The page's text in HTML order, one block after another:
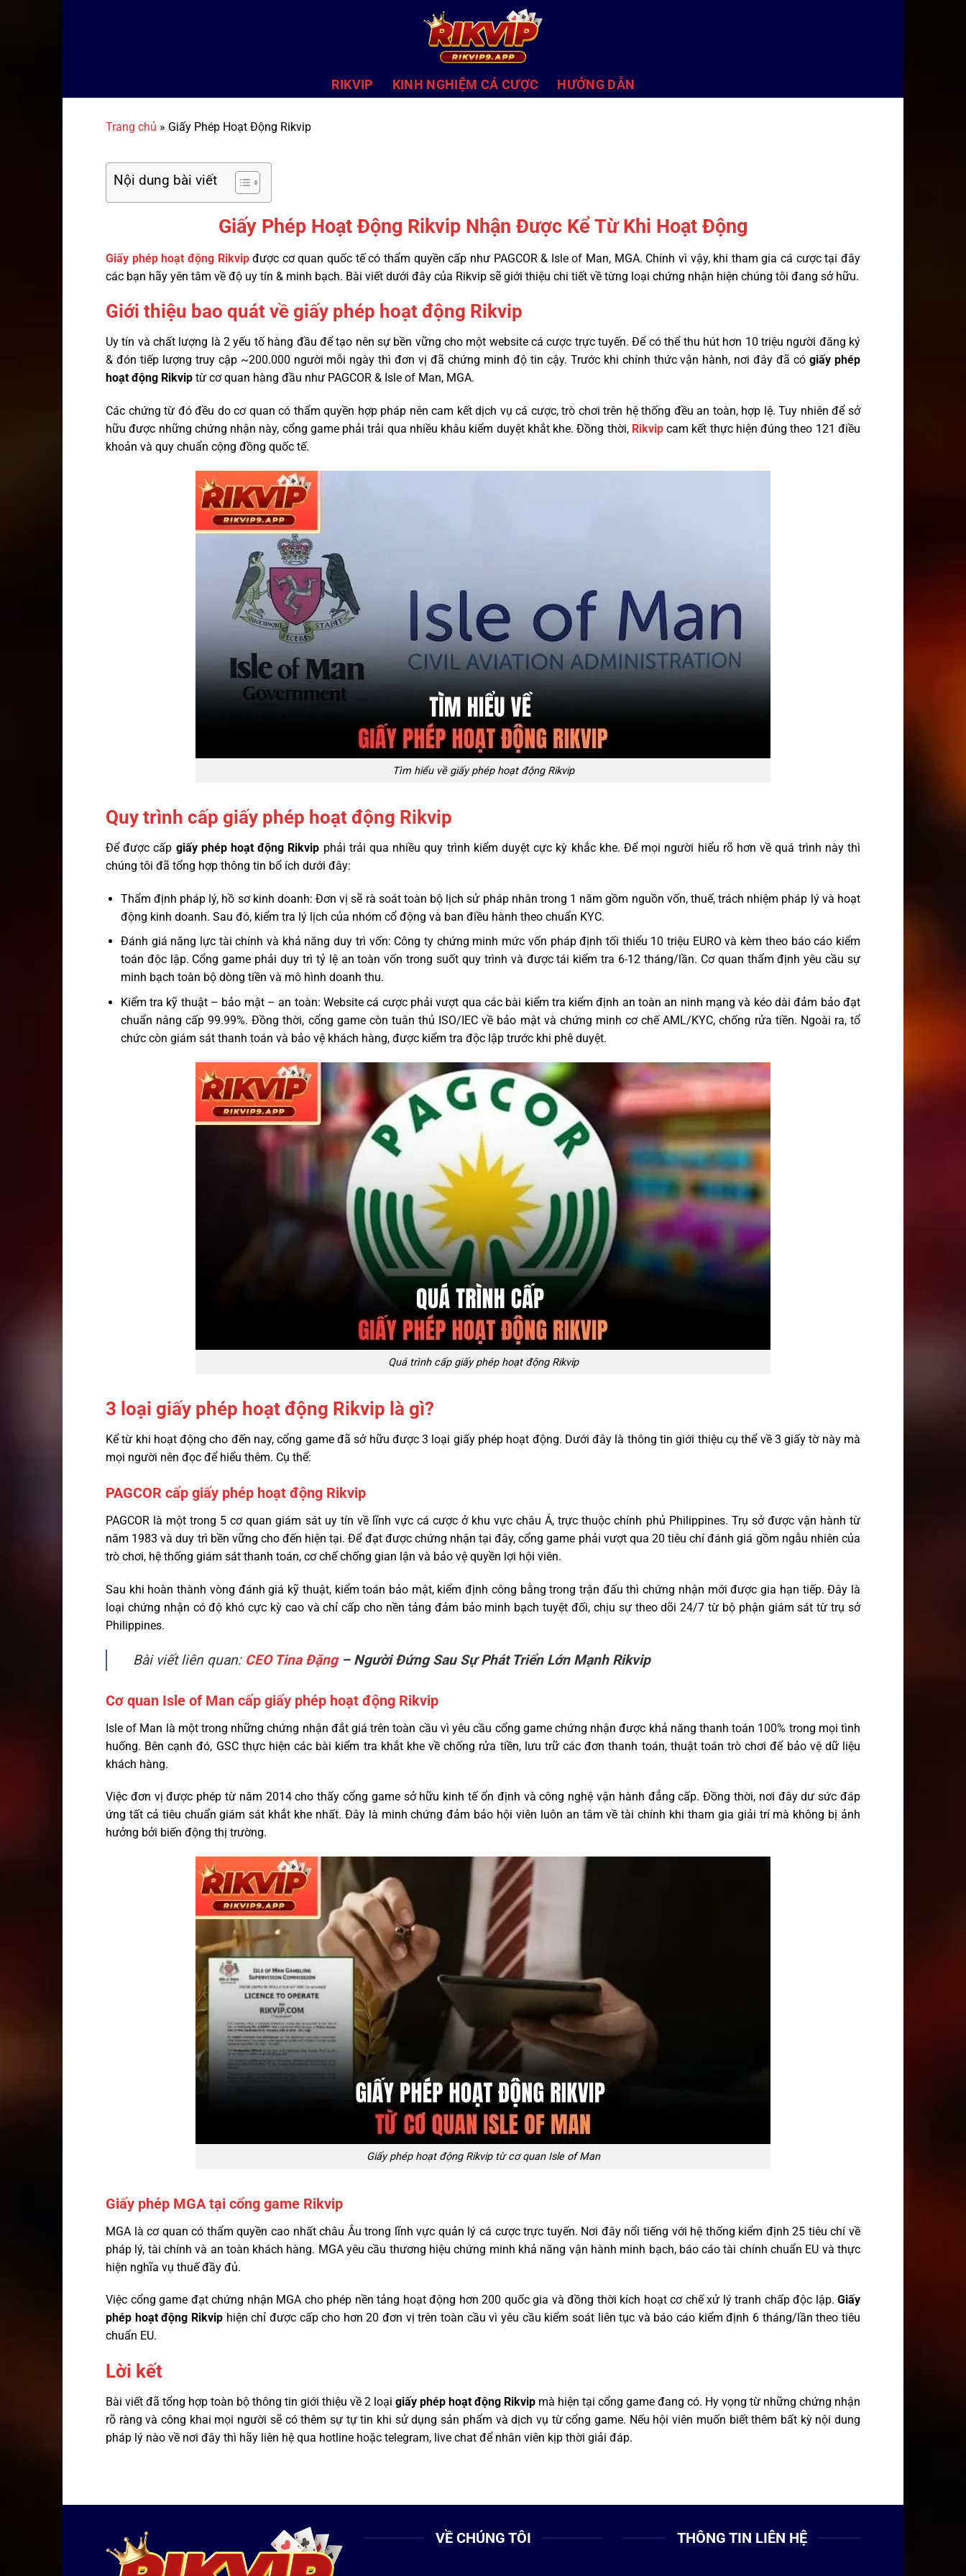
RIKVIP KINH NGHIỆM CÁ CƯỢC HƯỚNG DẪN
Trang chủ » Giấy Phép Hoạt Động Rikvip
Nội dung bài viết
Giấy Phép Hoạt Động Rikvip Nhận Được Kể Từ Khi Hoạt Động
Giấy phép hoạt động Rikvipđược cơ quan quốc tế có thẩm quyền cấp như PAGCOR & Isle of Man, MGA. Chính vì vậy, khi tham gia cá cược tại đây
các bạn hãy yên tâm về độ uy tín & minh bạch. Bài viết dưới đây của Rikvip sẽ giới thiệu chi tiết về từng loại chứng nhận hiện chúng tôi đang sở hữu.
Giới thiệu bao quát về giấy phép hoạt động Rikvip
Uy tín và chất lượng là 2 yếu tố hàng đầu để tạo nên sự bền vững cho một website cá cược trực tuyến. Để có thể thu hút hơn 10 triệu người đăng ký
& đón tiếp lượng truy cập ~200.000 người mỗi ngày thì đơn vị đã chứng minh độ tin cậy. Trước khi chính thức vận hành, nơi đây đã cógiấy phép
hoạt động Rikvip từ cơ quan hàng đầu như PAGCOR & Isle of Man, MGA.
Các chứng từ đó đều do cơ quan có thẩm quyền hợp pháp nên cam kết dịch vụ cá cược, trò chơi trên hệ thống đều an toàn, hợp lệ. Tuy nhiên để sở
hữu được những chứng nhận này, cổng game phải trải qua nhiều khâu kiểm duyệt khắt khe. Đồng thời, Rikvipcam kết thực hiện đúng theo 121 điều
khoản và quy chuẩn cộng đồng quốc tế.
Tìm hiểu về giấy phép hoạt động Rikvip
Quy trình cấp giấy phép hoạt động Rikvip
Để được cấp giấy phép hoạt động Rikvip phải trải qua nhiều quy trình kiểm duyệt cực kỳ khắc khe. Để mọi người hiểu rõ hơn về quá trình này thì
chúng tôi đã tổng hợp thông tin bổ ích dưới đây:
Thẩm định pháp lý, hồ sơ kinh doanh: Đơn vị sẽ rà soát toàn bộ lịch sử pháp nhân trong 1 năm gồm nguồn vốn, thuế, trách nhiệm pháp lý và hoạt
động kinh doanh. Sau đó, kiểm tra lý lịch của nhóm cổ động và ban điều hành theo chuẩn KYC.
Đánh giá năng lực tài chính và khả năng duy trì vốn: Công ty chứng minh mức vốn pháp định tối thiểu 10 triệu EURO và kèm theo báo cáo kiểm
toán độc lập. Cổng game phải duy trì tỷ lệ an toàn vốn trong suốt quy trình và được tái kiểm tra 6-12 tháng/lần. Cơ quan thẩm định yêu cầu sự
minh bạch toàn bộ dòng tiền và mô hình doanh thu.
Kiểm tra kỹ thuật – bảo mật – an toàn: Website cá cược phải vượt qua các bài kiểm tra kiểm định an toàn an ninh mạng và kéo dài đảm bảo đạt
chuẩn nâng cấp 99.99%. Đồng thời, cổng game còn tuân thủ ISO/IEC về bảo mật và chứng minh cơ chế AML/KYC, chống rửa tiền. Ngoài ra, tổ
chức còn giám sát thanh toán và bảo vệ khách hàng, được kiểm tra độc lập trước khi phê duyệt.
Quá trình cấp giấy phép hoạt động Rikvip
3 loại giấy phép hoạt động Rikvip là gì?
Kể từ khi hoạt động cho đến nay, cổng game đã sở hữu được 3 loại giấy phép hoạt động. Dưới đây là thông tin giới thiệu cụ thể về 3 giấy tờ này mà
mọi người nên đọc để hiểu thêm. Cụ thể:
PAGCOR cấp giấy phép hoạt động Rikvip
PAGCOR là một trong 5 cơ quan giám sát uy tín về lĩnh vực cá cược ở khu vực châu Á, trực thuộc chính phủ Philippines. Trụ sở được vận hành từ
năm 1983 và duy trì bền vững cho đến hiện tại. Để đạt được chứng nhận tại đây, cổng game phải vượt qua 20 tiêu chí đánh giá gồm ngẫu nhiên của
trò chơi, hệ thống giám sát thanh toán, cơ chế chống gian lận và bảo vệ quyền lợi hội viên.
Sau khi hoàn thành vòng đánh giá kỹ thuật, kiểm toán bảo mật, kiểm định công bằng trong trận đấu thì chứng nhận mới được gia hạn tiếp. Đây là
loại chứng nhận có độ khó cực kỳ cao và chỉ cấp cho nền tảng đảm bảo minh bạch tuyệt đối, chịu sự theo dõi 24/7 từ bộ phận giám sát từ trụ sở
Philippines.
Bài viết liên quan: CEO Tina Đặng– Người Đứng Sau Sự Phát Triển Lớn Mạnh Rikvip
Cơ quan Isle of Man cấp giấy phép hoạt động Rikvip
Isle of Man là một trong những chứng nhận đắt giá trên toàn cầu vì yêu cầu cổng game chứng nhận được khả năng thanh toán 100% trong mọi tình
huống. Bên cạnh đó, GSC thực hiện các bài kiểm tra khắt khe về chống rửa tiền, lưu trữ các đơn thanh toán, thuật toán trò chơi để bảo vệ dữ liệu
khách hàng.
Việc đơn vị được phép từ năm 2014 cho thấy cổng game sở hữu kinh tế ổn định và công nghệ vận hành đẳng cấp. Đồng thời, nơi đây dư sức đáp
ứng tất cả tiêu chuẩn giám sát khắt khe nhất. Đây là minh chứng đảm bảo hội viên luôn an tâm về tài chính khi tham gia giải trí mà không bị ảnh
hưởng bởi biến động thị trường.
Giấy phép hoạt động Rikvip từ cơ quan Isle of Man
Giấy phép MGA tại cổng game Rikvip
MGA là cơ quan có thẩm quyền cao nhất châu Âu trong lĩnh vực quản lý cá cược trực tuyến. Nơi đây nổi tiếng với hệ thống kiểm định 25 tiêu chí về
pháp lý, tài chính và an toàn khách hàng. MGA yêu cầu thương hiệu chứng minh khả năng vận hành minh bạch, báo cáo tài chính chuẩn EU và thực
hiện nghĩa vụ thuế đầy đủ.
Việc cổng game đạt chứng nhận MGA cho phép nền tảng hoạt động hơn 200 quốc gia và đồng thời kích hoạt cơ chế xử lý tranh chấp độc lập. Giấy
phép hoạt động Rikviphiện chỉ được cấp cho hơn 20 đơn vị trên toàn cầu vì yêu cầu kiểm soát liên tục và báo cáo kiểm định 6 tháng/lần theo tiêu
chuẩn EU.
Lời kết
Bài viết đã tổng hợp toàn bộ thông tin giới thiệu về 2 loại giấy phép hoạt động Rikvip mà hiện tại cổng game đang có. Hy vọng từ những chứng nhận
rõ ràng và công khai mọi người sẽ có thêm sự tự tin khi sử dụng sản phẩm và dịch vụ từ cổng game. Nếu hội viên muốn biết thêm bất kỳ nội dung
pháp lý nào về nơi đây thì hãy liên hệ qua hotline hoặc telegram, live chat để nhân viên kịp thời giải đáp.
VỀ CHÚNG TÔI THÔNG TIN LIÊN HỆ